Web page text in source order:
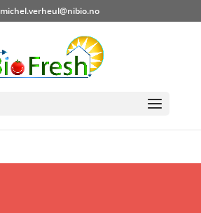
michel.verheul@nibio.no